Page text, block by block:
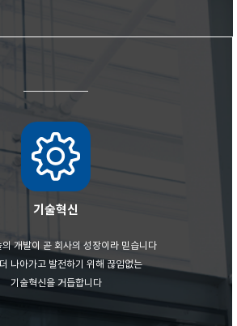
기술혁신
의 개발이 곧 회사의 성장이라 믿습니다
나아가고 발전하기 위해 끊임없는
기술혁신을 거듭합니다